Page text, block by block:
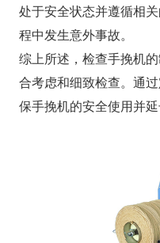
处于安全状态并遵循相
程中发生意外事故。
综上所述，检查手挽机
合考虑和细致检查。通
保手挽机的安全使用并延